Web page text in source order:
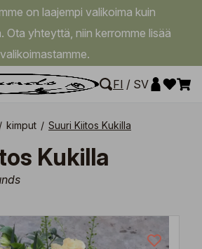
on laajempi valikoima kuin
Ota yhteyttä, niin kerromme lisää
valikoimastamme.
FI / SV
/ kimput / Suuri Kiitos Kukilla
Kukilla